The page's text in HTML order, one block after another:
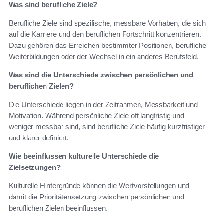
Was sind berufliche Ziele?
Berufliche Ziele sind spezifische, messbare Vorhaben, die sich
auf die Karriere und den beruflichen Fortschritt konzentrieren.
Dazu gehören das Erreichen bestimmter Positionen, berufliche
Weiterbildungen oder der Wechsel in ein anderes Berufsfeld.
Was sind die Unterschiede zwischen persönlichen und
beruflichen Zielen?
Die Unterschiede liegen in der Zeitrahmen, Messbarkeit und
Motivation. Während persönliche Ziele oft langfristig und
weniger messbar sind, sind berufliche Ziele häufig kurzfristiger
und klarer definiert.
Wie beeinflussen kulturelle Unterschiede die
Zielsetzungen?
Kulturelle Hintergründe können die Wertvorstellungen und
damit die Prioritätensetzung zwischen persönlichen und
beruflichen Zielen beeinflussen.